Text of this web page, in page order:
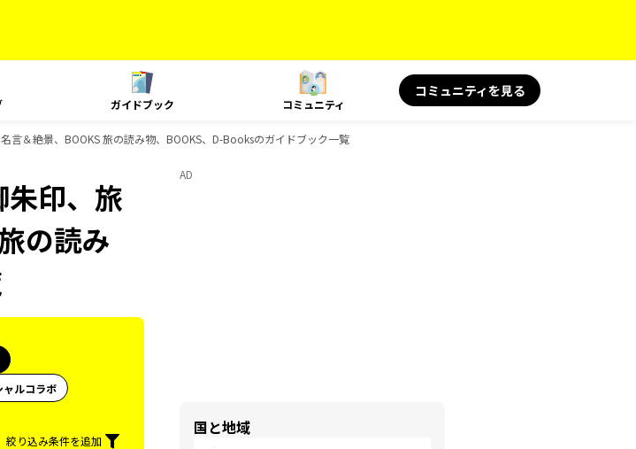
ガイドブック コミュニティ
コミュニティを見る
＆絶景、BOOKS 旅の読み物、BOOKS、D-Booksのガイドブック一覧
印、旅
の読み
ャルコラボ
絞り込み条件を追加
AD
国と地域